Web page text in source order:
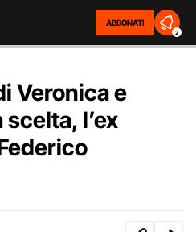
ABBONATI
2
Veronica e
l’ex